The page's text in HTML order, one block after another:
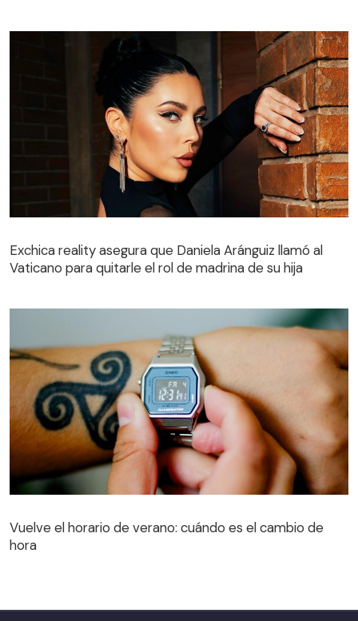
Exchica reality asegura que Daniela Aránguiz llamó al
Vaticano para quitarle el rol de madrina de su hija
Vuelve el horario de verano: cuándo es el cambio de
hora